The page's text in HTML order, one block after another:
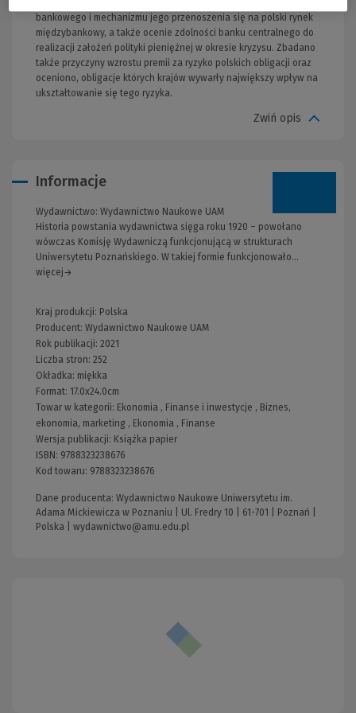
bankowego i mechanizmu jego przenoszenia się na polski rynek
międzybankowy, a także ocenie zdolności banku centralnego do
realizacji założeń polityki pieniężnej w okresie kryzysu. Zbadano
także przyczyny wzrostu premii za ryzyko polskich obligacji oraz
oceniono, obligacje których krajów wywarły największy wpływ na
ukształtowanie się tego ryzyka.
Zwiń opis
Informacje
Wydawnictwo: Wydawnictwo Naukowe UAM
Historia powstania wydawnictwa sięga roku 1920 – powołano
wówczas Komisję Wydawniczą funkcjonującą w strukturach
Uniwersytetu Poznańskiego. W takiej formie funkcjonowało...
więcej→
Kraj produkcji: Polska
Producent: Wydawnictwo Naukowe UAM
Rok publikacji: 2021
Liczba stron: 252
Okładka: miękka
Format: 17.0x24.0cm
Towar w kategorii: Ekonomia , Finanse i inwestycje , Biznes,
ekonomia, marketing , Ekonomia , Finanse
Wersja publikacji: Książka papier
ISBN: 9788323238676
Kod towaru: 9788323238676
Dane producenta: Wydawnictwo Naukowe Uniwersytetu im.
Adama Mickiewicza w Poznaniu | Ul. Fredry 10 | 61-701 | Poznań |
Polska | wydawnictwo@amu.edu.pl